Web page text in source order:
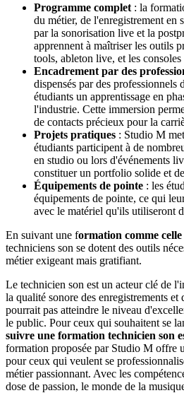
Programme complet : la
du métier, de l'enregistrement en
par la sonorisation live et la
apprennent à maîtriser les outils
tools, ableton live, et les
Encadrement par des
dispensés par des professionnels
étudiants un apprentissage en
l'industrie. Cette immersion
de contacts précieux pour la
Projets pratiques : Studio M
étudiants participent à de
en studio ou lors d'événements
constituer un portfolio solide et
Équipements de pointe : les
équipements de pointe, ce qui
avec le matériel qu'ils utiliseront
En suivant une formation comme
techniciens son se dotent des outils
métier exigeant mais gratifiant.
Le technicien son est un acteur clé de
la qualité sonore des enregistrements et
pourrait pas atteindre le niveau
le public. Pour ceux qui souhaitent se
suivre une formation technicien son
formation proposée par Studio M offre
pour ceux qui veulent se
métier passionnant. Avec les
dose de passion, le monde de la